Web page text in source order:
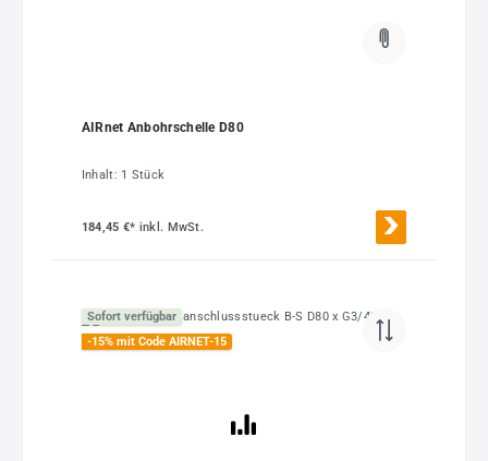
AIRnet Anbohrschelle D80
Inhalt: 1 Stück
184,45 €* inkl. MwSt.
Sofort verfügbar
-15% mit Code AIRNET-15